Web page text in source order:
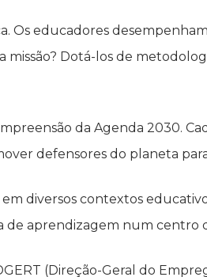
Os educadores
Dotá-los de
da Agenda 2030.
defensores do planeta
diversos contextos
de aprendizagem num
(Direção-Geral do